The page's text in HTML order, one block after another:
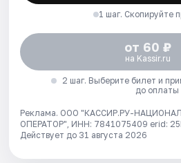
1 шаг. Скопируйте
от 60 ₽
на Kassir.ru
2 шаг. Выберите билет и
до оплаты
Реклама. ООО "КАССИР.РУ-
ОПЕРАТОР", ИНН: 7841075409 erid:
Действует до 31 августа 2026